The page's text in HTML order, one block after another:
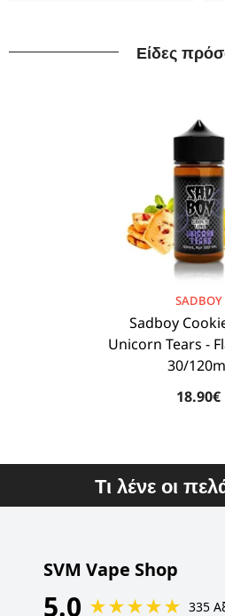
Είδες
SADBOY
Sadboy
Unicorn Tears -
30/
18.90€
Τι λένε οι